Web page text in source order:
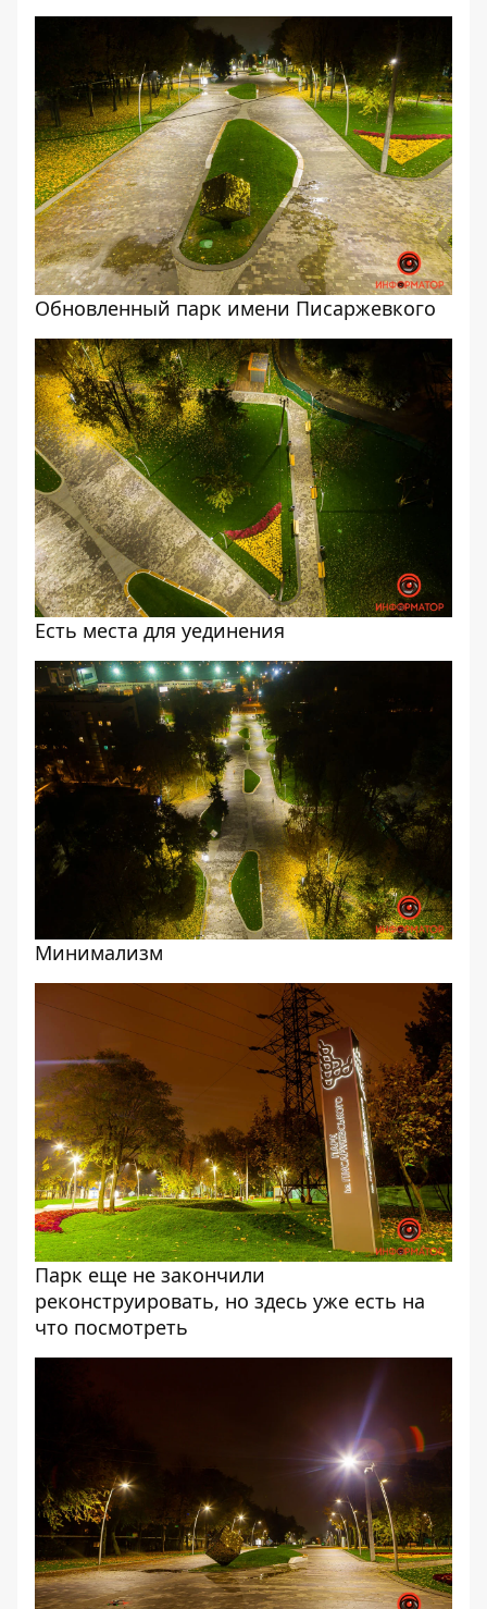
Обновленный парк имени Писаржевкого
Есть места для уединения
Минимализм
Парк еще не закончили
реконструировать, но здесь уже есть на
что посмотреть